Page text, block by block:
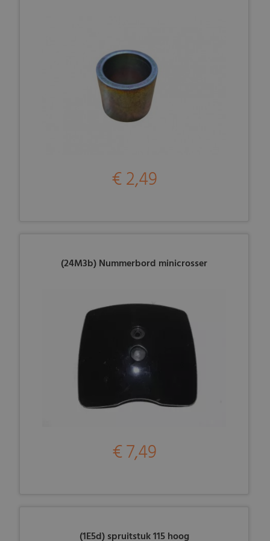
€ 2,49
(24M3b) Nummerbord minicrosser
€ 7,49
(1E5d) spruitstuk 115 hoog